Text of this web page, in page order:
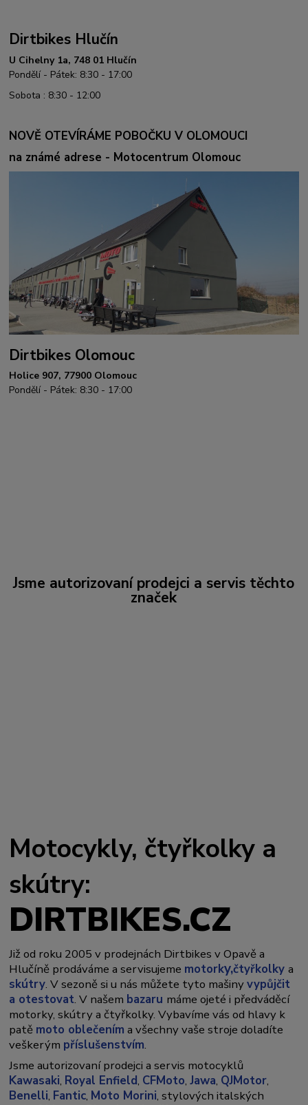
Dirtbikes Hlučín
U Cihelny 1a, 748 01 Hlučín
Pondělí - Pátek: 8:30 - 17:00
Sobota : 8:30 - 12:00
NOVĚ OTEVÍRÁME POBOČKU V OLOMOUCI
na známé adrese - Motocentrum Olomouc
Dirtbikes Olomouc
Holice 907, 77900 Olomouc
Pondělí - Pátek: 8:30 - 17:00
Jsme autorizovaní prodejci a servis těchto
značek
Motocykly, čtyřkolky a
skútry:
DIRTBIKES.CZ
Již od roku 2005 v prodejnách Dirtbikes v Opavě a
Hlučíně prodáváme a servisujeme motorky,čtyřkolkya
skútry. V sezoně si u nás můžete tyto mašinyvypůjčit
a otestovat. V našem bazaru máme ojeté i předváděcí
motorky, skútry a čtyřkolky. Vybavíme vás od hlavy k
patě moto oblečením a všechny vaše stroje doladíte
veškerým příslušenstvím.
Jsme autorizovaní prodejci a servis motocyklů
Kawasaki, Royal Enfield, CFMoto,Jawa, QJMotor,
Benelli, Fantic, Moto Morini, stylových italských